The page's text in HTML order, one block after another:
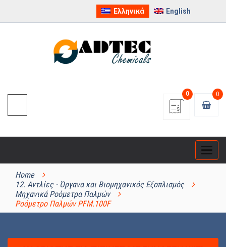
Ελληνικά English
0
0
Home
12. Αντλίες - Όργανα και Βιομηχανικός Εξοπλισμός
Μηχανικά Ροόμετρα Παλμών
Ροόμετρο Παλμών PFM.100F